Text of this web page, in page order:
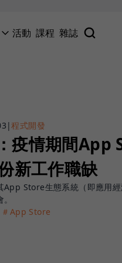
活動 課程 雜誌
|程式開發
疫情期間App
新工作職缺
App Store生態系統（即應用
＃App Store